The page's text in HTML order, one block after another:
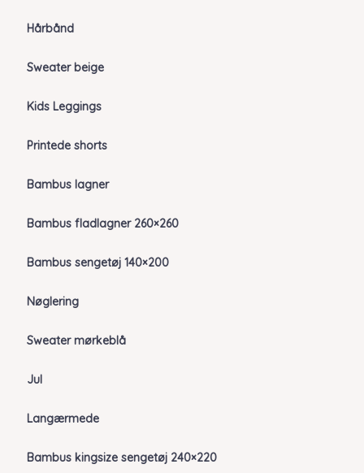
Hårbånd
Sweater beige
Kids Leggings
Printede shorts
Bambus lagner
Bambus fladlagner 260×260
Bambus sengetøj 140×200
Nøglering
Sweater mørkeblå
Jul
Langærmede
Bambus kingsize sengetøj 240×220